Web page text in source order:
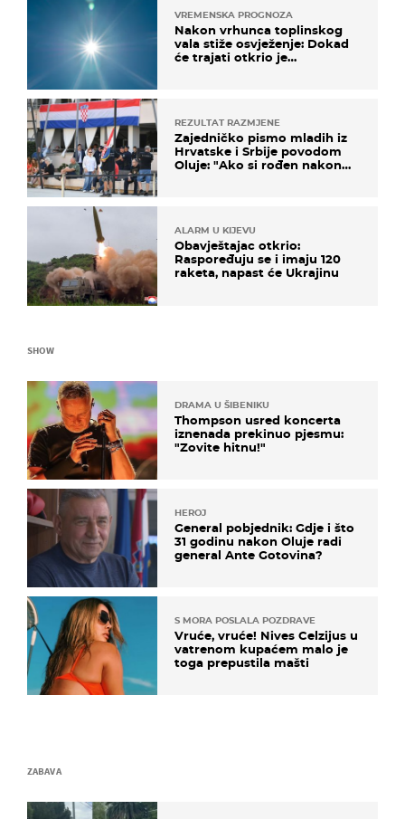
VREMENSKA PROGNOZA
Nakon vrhunca toplinskog
vala stiže osvježenje: Dokad
će trajati otkrio je
REZULTAT RAZMJENE
Zajedničko pismo mladih iz
Hrvatske i Srbije povodom
Oluje: "Ako si rođen nakon
ALARM U KIJEVU
Obavještajac otkrio:
Raspoređuju se i imaju 120
raketa, napast će Ukrajinu
SHOW
DRAMA U ŠIBENIKU
Thompson usred koncerta
iznenada prekinuo pjesmu:
"Zovite hitnu!"
HEROJ
General pobjednik: Gdje i što
31 godinu nakon Oluje radi
general Ante Gotovina?
S MORA POSLALA POZDRAVE
Vruće, vruće! Nives Celzijus u
vatrenom kupaćem malo je
toga prepustila mašti
ZABAVA